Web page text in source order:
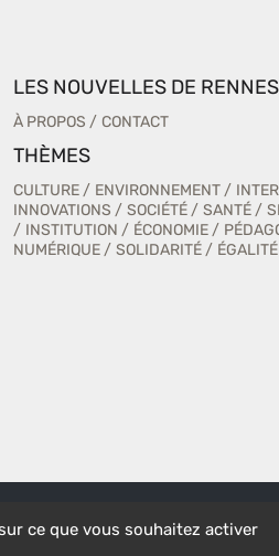
ce que vous souhaitez activer
LES NOUVELLES DE
À PROPOS CONTACT
THÈMES
CULTURE ENVIRONNEMENT
INNOVATIONS
SOCIÉTÉ SANTÉ
INSTITUTION
ÉCONOMIE
NUMÉRIQUE
SOLIDARITÉ ÉGALITÉ
CRÉDITS ET MENTIONS LÉGALES